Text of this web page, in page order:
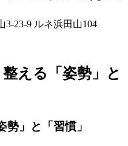
える「姿勢」と
」と「習慣」